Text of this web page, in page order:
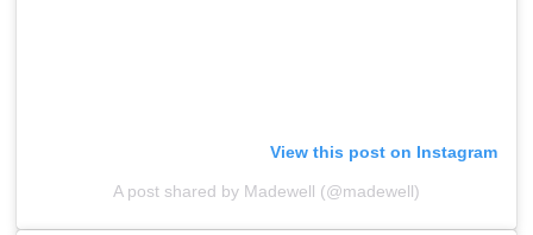
View this post on Instagram
A post shared by Madewell (@madewell)